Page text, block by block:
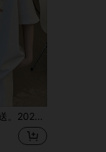
、ユニセックス ゆったり クルーネック、韓国風カジュアルトップス。